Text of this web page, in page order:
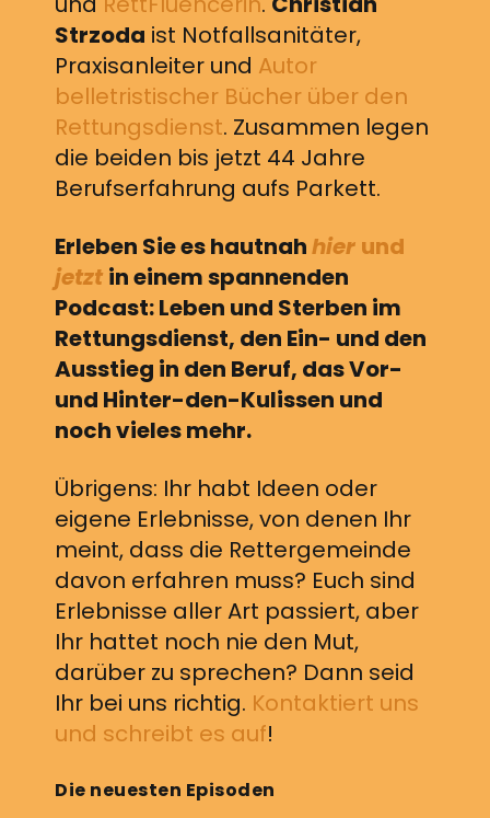
Strzoda ist Notfallsanitäter,
Praxisanleiter und Autor
belletristischer Bücher über den
Rettungsdienst. Zusammen legen
die beiden bis jetzt 44 Jahre
Berufserfahrung aufs Parkett.
Erleben Sie es hautnahhier und
jetzt in einem spannenden
Podcast: Leben und Sterben im
Rettungsdienst, den Ein- und den
Ausstieg in den Beruf, das Vor-
und Hinter-den-Kulissen und
noch vieles mehr.
Übrigens: Ihr habt Ideen oder
eigene Erlebnisse, von denen Ihr
meint, dass die Rettergemeinde
davon erfahren muss? Euch sind
Erlebnisse aller Art passiert, aber
Ihr hattet noch nie den Mut,
darüber zu sprechen? Dann seid
Ihr bei uns richtig. Kontaktiert uns
und schreibt es auf!
Die neuesten Episoden